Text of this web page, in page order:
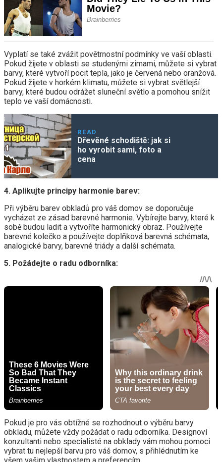
Vyplatí se také zvážit povětrnostní podmínky ve vaší oblasti.
Pokud žijete v oblasti se studenými zimami, můžete si vybrat
barvy, které vytvoří pocit tepla, jako je červená nebo oranžová.
Pokud žijete v horkém klimatu, můžete si vybrat světlejší
barvy, které budou odrážet sluneční světlo a pomohou snížit
teplo ve vaší domácnosti.
READ
Dřevěné schodiště: jak si
ho vyrobit sami, foto a
cena
4. Aplikujte principy harmonie barev:
Při výběru barev obkladů pro váš domov se doporučuje
vycházet ze zásad barevné harmonie. Vybírejte barvy, které k
sobě budou ladit a vytvoříte harmonický obraz. Používejte
barevné kolečko a používejte doplňková barevná schémata,
analogické barvy, barevné triády a další schémata.
5. Požádejte o radu odborníka:
Pokud je pro vás obtížné se rozhodnout o výběru barvy
obkladu, můžete vždy požádat o radu odborníka. Designoví
konzultanti nebo specialisté na obklady vám mohou pomoci
vybrat tu nejlepší barvu pro váš domov, s přihlédnutím ke